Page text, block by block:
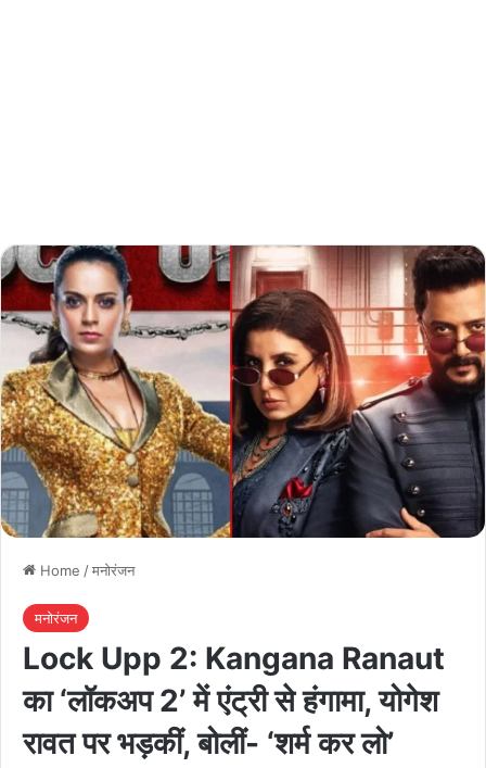
Home /मनोरंजन
मनोरंजन
Lock Upp 2: Kangana Ranaut
का ‘लॉकअप 2’ में एंट्री से हंगामा, योगेश
रावत पर भड़कीं, बोलीं- ‘शर्म कर लो’